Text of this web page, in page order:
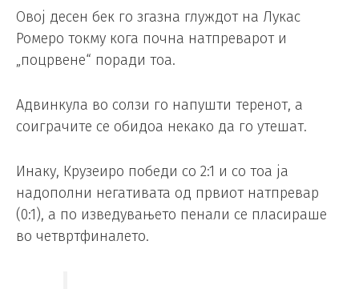
Овој десен бек го згазна глуждот на Лукас
Ромеро токму кога почна натпреварот и
„поцрвене“ поради тоа.
Адвинкула во солзи го напушти теренот, а
соиграчите се обидоа некако да го утешат.
Инаку, Крузеиро победи со 2:1 и со тоа ја
надополни негативата од првиот натпревар
(0:1), а по изведувањето пенали се пласираше
во четвртфиналето.